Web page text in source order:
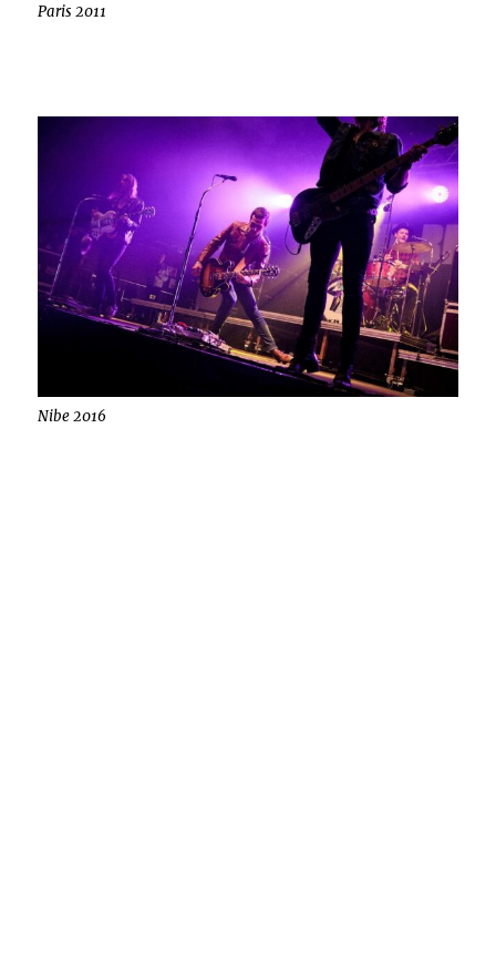
Paris 2011
Nibe 2016